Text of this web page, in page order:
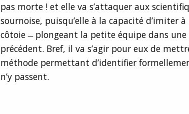
pas morte ! et elle va s’attaquer aux
sournoise, puisqu’elle à la capacité d’imiter
côtoie ̶ plongeant la petite équipe dans une
précédent. Bref, il va s’agir pour eux de
méthode permettant d’identifier
n’y passent.